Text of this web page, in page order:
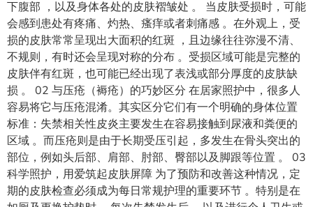
下腹部 ，以及身体各处的皮肤褶皱处 。 当皮肤受损时，可能
会感到患处有疼痛、灼热、瘙痒或者刺痛感 。在外观上，受
损的皮肤常常呈现出大面积的红斑 ，且边缘往往弥漫不清、
不规则，有时还会呈现对称的分布 。受损区域可能是完整的
皮肤伴有红斑，也可能已经出现了表浅或部分厚度的皮肤缺
损 。 02 与压疮（褥疮）的巧妙区分 在居家照护中，很多人
容易将它与压疮混淆。其实区分它们有一个明确的身体位置
标准：失禁相关性皮炎主要发生在容易接触到尿液和粪便的
区域 。而压疮则是由于长期受压引起，多发生在骨头突出的
部位，例如头后部、肩部、肘部、臀部以及脚跟等位置 。 03
科学照护，用爱筑起皮肤屏障 为了预防和改善这种情况，定
期的皮肤检查必须成为每日常规护理的重要环节 。特别是在